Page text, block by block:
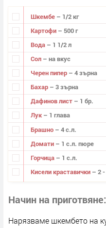
Шкембе – 1/2 кг
Картофи – 500 г
Вода – 1 1/2 л
Сол – на вкус
Черен пипер – 4 зърна
Бахар – 3 зърна
Дафинов лист – 1 бр.
Лук – 1 глава
Брашно – 4 с.л.
Домати – 1 с.л. пюре
Горчица – 1 с.л.
Кисели краставички – 2
Начин на приготвяне
Нарязваме шкембето на